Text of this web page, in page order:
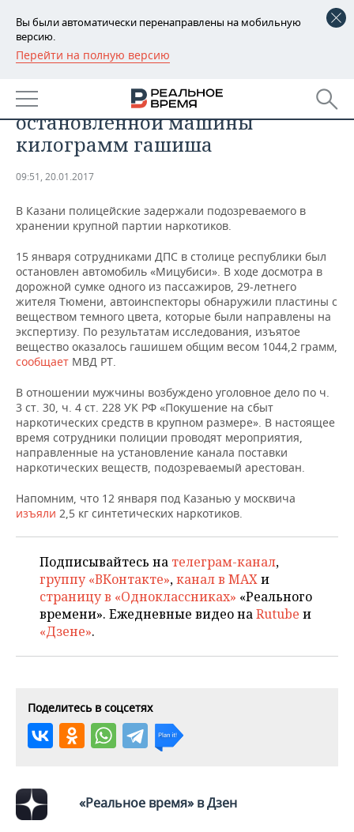
Вы были автоматически перенаправлены на мобильную
версию.
Перейти на полную версию
РЕГИОНЫ
БАШКОРТОСТАН
ТАТАРСТАН
НОВОСТИ
АНАЛИТИКА
ВУЗЫ ТАТАРСТАНА
КОМУ ПРИНАДЛЕЖАТ
ТОРГОВЫЕ ЦЕНТРЫ
ТАТАРСТАНА
БАНКИ
БЮДЖЕТ
ИНВЕСТИЦИИ
ПРОМЫШЛЕННОСТИ
АГРОПРОМ
МАШИНОСТРОЕНИЕ
НЕФТЕХИМИЯ
НЕФТЬ
ОПК
ЭНЕРГЕТИКА
НОВОСТИ НЕДВИЖИМОСТИ
АВТО
НОВОСТИ АВТО
БИЗНЕС
НОВОСТИ БИЗНЕСА
ТРАНСПОРТ
УСЛУГИ
ТЕХНОЛОГИИ
IT
МЕДИА
ТЕЛЕКОММУНИКАЦИИ
НОВОСТИ МЕРОПРИЯТИЙ
ВЫЕЗДНАЯ РЕДАКЦИЯ
БИЗНЕС-БРАНЧИ
ОТКРЫТАЯ ЛЕКЦИЯ
СПОРТ
НОВОСТИ СПОРТА
ФУТБОЛ
БАСКЕТБОЛ
ВОЛЕЙБОЛ
КИБЕРСПОРТ
ВОДНЫЕ ВИДЫ СПОРТА
ХОККЕЙ С МЯЧОМ
ОБЩЕСТВО
НОВОСТИ ОБЩЕСТВА
ИНФРАСТРУКТУРА
ИСТОРИЯ
КУЛЬТУРА
ОБРАЗОВАНИЕ
ПРОИСШЕСТВИЯ
ФОТОГАЛЕРЕЯ
СПРАВОЧНИК
СПИСОК ПЕРСОН
СПИСОК КОМПАНИЙ
ПОЛНАЯ ВЕРСИЯ
нашли у пассажира
остановленной машины
килограмм гашиша
09:51, 20.01.2017
В Казани полицейские задержали подозреваемого в
хранении крупной партии наркотиков.
15 января сотрудниками ДПС в столице республики был
остановлен автомобиль «Мицубиси». В ходе досмотра в
дорожной сумке одного из пассажиров, 29-летнего
жителя Тюмени, автоинспекторы обнаружили пластины с
веществом темного цвета, которые были направлены на
экспертизу. По результатам исследования, изъятое
вещество оказалось гашишем общим весом 1044,2 грамм,
сообщает МВД РТ.
В отношении мужчины возбуждено уголовное дело по ч.
3 ст. 30, ч. 4 ст. 228 УК РФ «Покушение на сбыт
наркотических средств в крупном размере». В настоящее
время сотрудники полиции проводят мероприятия,
направленные на установление канала поставки
наркотических веществ, подозреваемый арестован.
Напомним, что 12 января под Казанью у москвича
изъяли 2,5 кг синтетических наркотиков.
Подписывайтесь на телеграм-канал,
группу «ВКонтакте»,канал в MAXи
страницу в «Одноклассниках» «Реального
времени». Ежедневные видео наRutube и
«Дзене».
Поделитесь в соцсетях
«Реальное время» в Дзен